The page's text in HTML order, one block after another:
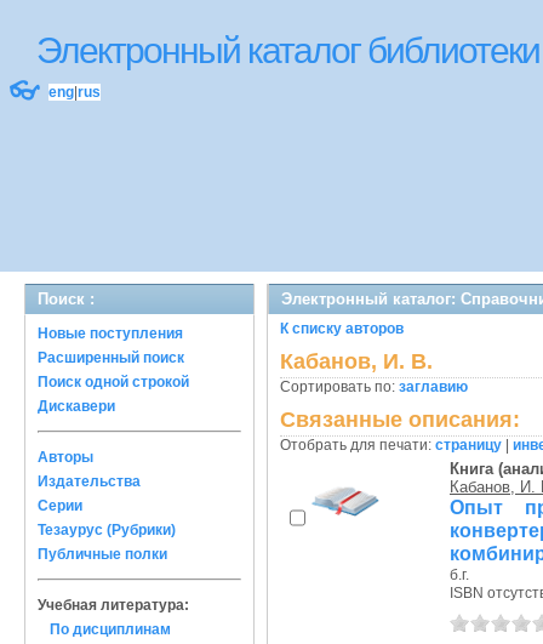
Электронный каталог
👓 eng rus
Поиск :
Новые поступления
Расширенный поиск
Поиск одной строкой
Дискавери
Авторы
Издательства
Серии
Тезаурус (Рубрики)
Публичные полки
Учебная литература:
По дисциплинам
Электронный каталог:
К списку авторов
Кабанов, И. В.
Сортировать по: заглавию
Связанные описания:
Отобрать для печати: страницу
Книга
Кабанов, И.
Опыт
б.г.
ISBN